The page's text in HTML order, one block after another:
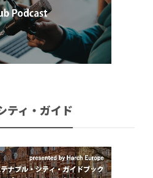
ティ・ガイド